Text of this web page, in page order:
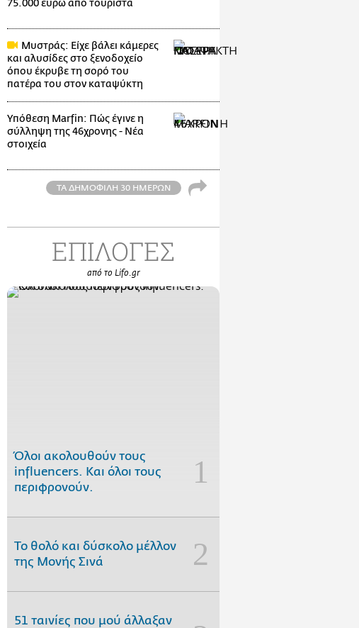
75.000 ευρώ από τουρίστα
Μυστράς: Είχε βάλει κάμερες
και αλυσίδες στο ξενοδοχείο
όπου έκρυβε τη σορό του
πατέρα του στον καταψύκτη
Υπόθεση Marfin: Πώς έγινε η
σύλληψη της 46χρονης - Νέα
στοιχεία
ΤΑ ΔΗΜΟΦΙΛΗ 30 ΗΜΕΡΩΝ
ΕΠΙΛΟΓΕΣ
από το Lifo.gr
Όλοι ακολουθούν τους
influencers. Και όλοι τους
περιφρονούν.
Το θολό και δύσκολο μέλλον
της Μονής Σινά
51 ταινίες που μού άλλαξαν